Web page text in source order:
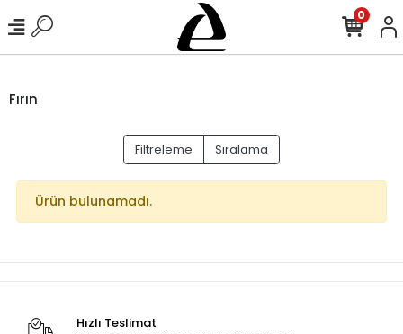
0
Fırın
Filtreleme Sıralama
Ürün bulunamadı.
Hızlı Teslimat